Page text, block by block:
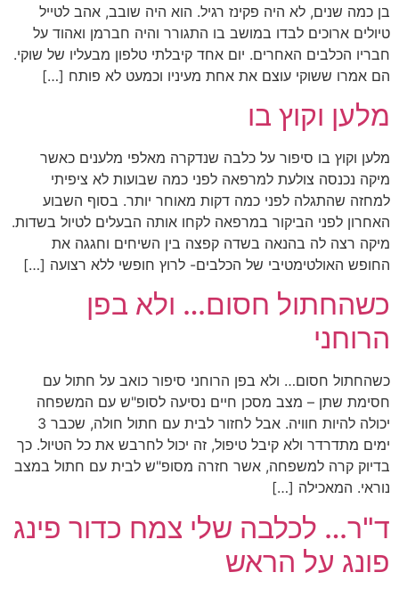
בן כמה שנים, לא היה פקינז רגיל. הוא היה שובב, אהב לטייל
טיולים ארוכים לבדו במושב בו התגורר והיה חברמן ואהוד על
חבריו הכלבים האחרים. יום אחד קיבלתי טלפון מבעליו של שוקי.
הם אמרו ששוקי עוצם את אחת מעיניו וכמעט לא פותח […]
מלען וקוץ בו
מלען וקוץ בו סיפור על כלבה שנדקרה מאלפי מלענים כאשר
מיקה נכנסה צולעת למרפאה לפני כמה שבועות לא ציפיתי
למחזה שהתגלה לפני כמה דקות מאוחר יותר. בסוף השבוע
האחרון לפני הביקור במרפאה לקחו אותה הבעלים לטיול בשדות.
מיקה רצה לה בהנאה בשדה קפצה בין השיחים וחגגה את
החופש האולטימטיבי של הכלבים- לרוץ חופשי ללא רצועה […]
כשהחתול חסום… ולא בפן
הרוחני
כשהחתול חסום… ולא בפן הרוחני סיפור כואב על חתול עם
חסימת שתן – מצב מסכן חיים נסיעה לסופ"ש עם המשפחה
יכולה להיות חוויה. אבל לחזור לבית עם חתול חולה, שכבר 3
ימים מתדרדר ולא קיבל טיפול, זה יכול לחרבש את כל הטיול. כך
בדיוק קרה למשפחה, אשר חזרה מסופ"ש לבית עם חתול במצב
נוראי. המאכילה […]
ד"ר… לכלבה שלי צמח כדור פינג
פונג על הראש